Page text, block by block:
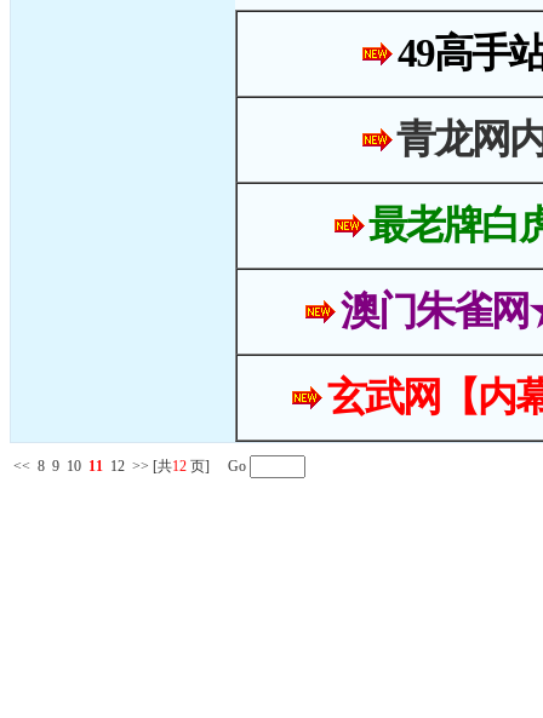
49高手
青龙网
最老牌白
澳门朱雀
玄武网【内
<< 8 9 10 11 12 >> [共12 页] Go